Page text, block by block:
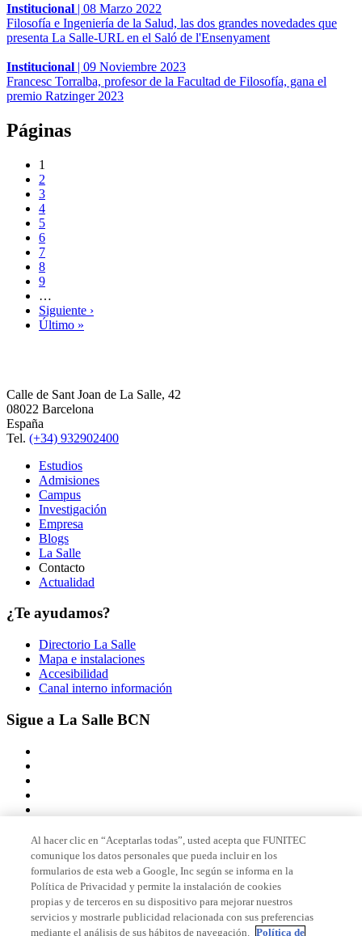
Institucional | 08 Marzo 2022
Filosofía e Ingeniería de la Salud, las dos grandes novedades que
presenta La Salle-URL en el Saló de l'Ensenyament
Institucional | 09 Noviembre 2023
Francesc Torralba, profesor de la Facultad de Filosofía, gana el
premio Ratzinger 2023
Páginas
1
2
3
4
5
6
7
8
9
…
Siguiente ›
Último »
Calle de Sant Joan de La Salle, 42
08022 Barcelona
España
Tel. (+34) 932902400
Estudios
Admisiones
Campus
Investigación
Empresa
Blogs
La Salle
Contacto
Actualidad
¿Te ayudamos?
Directorio La Salle
Mapa e instalaciones
Accesibilidad
Canal interno información
Sigue a La Salle BCN
Miembro de
Acreditaciones
Al hacer clic en “Aceptarlas todas”, usted acepta que FUNITEC
comunique los datos personales que pueda incluir en los
formularios de esta web a Google, Inc según se informa en la
Política de Privacidad y permite la instalación de cookies
propias y de terceros en su dispositivo para mejorar nuestros
servicios y mostrarle publicidad relacionada con sus preferencias
mediante el análisis de sus hábitos de navegación. Política de